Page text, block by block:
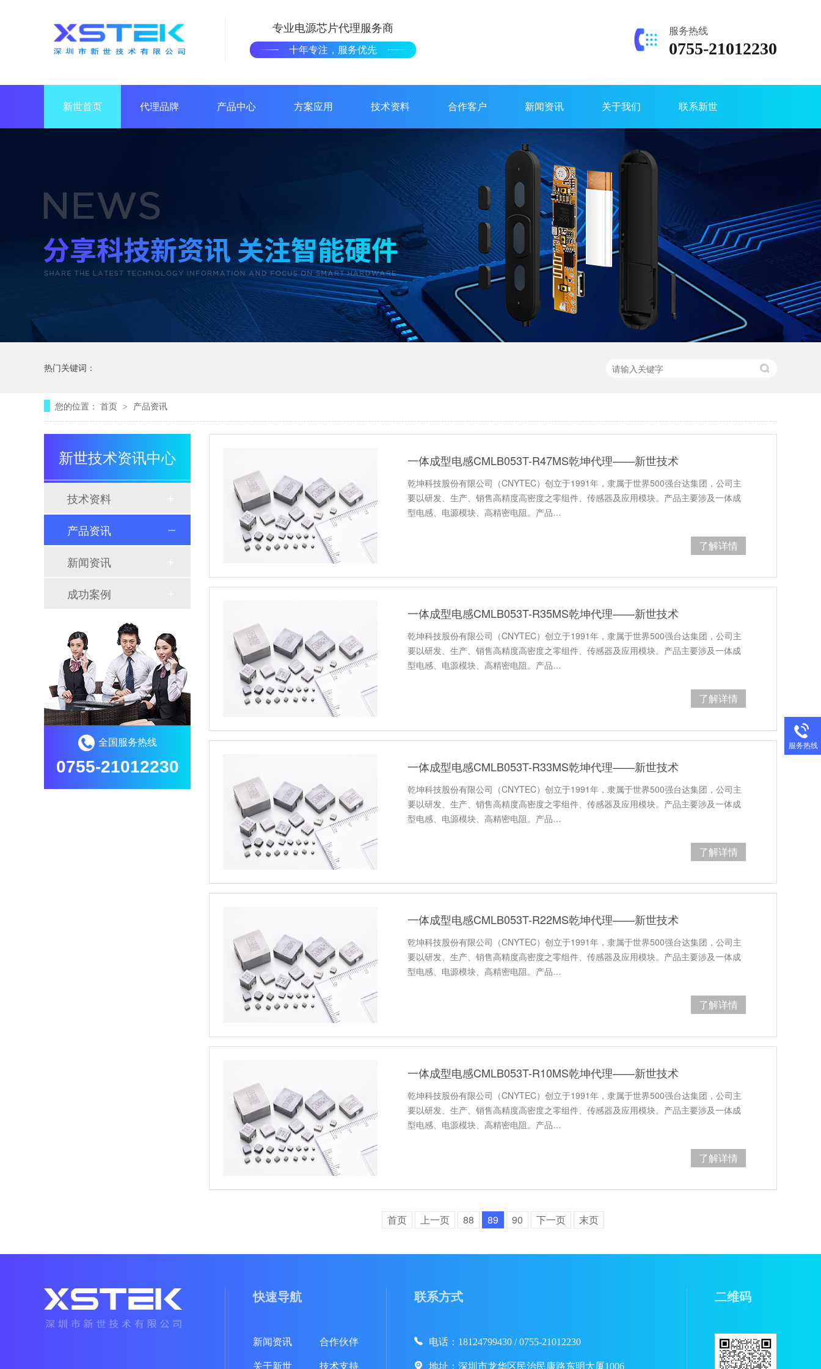
服务热线
0755-21012230
专业电源芯片代理服务商
十年专注，服务优先
新世首页 代理品牌 产品中心 方案应用 技术资料 合作客户 新闻资讯 关于我们 联系新世
热门关键词：
您的位置： 首页 > 产品资讯
一体成型电感CMLB053T-R47MS乾坤代理——新世技术
乾坤科技股份有限公司（CNYTEC）创立于1991年，隶属于世界500强台达集团，公司主
要以研发、生产、销售高精度高密度之零组件、传感器及应用模块。产品主要涉及一体成
型电感、电源模块、高精密电阻。产品…
了解详情
一体成型电感CMLB053T-R35MS乾坤代理——新世技术
乾坤科技股份有限公司（CNYTEC）创立于1991年，隶属于世界500强台达集团，公司主
要以研发、生产、销售高精度高密度之零组件、传感器及应用模块。产品主要涉及一体成
型电感、电源模块、高精密电阻。产品…
了解详情
一体成型电感CMLB053T-R33MS乾坤代理——新世技术
乾坤科技股份有限公司（CNYTEC）创立于1991年，隶属于世界500强台达集团，公司主
要以研发、生产、销售高精度高密度之零组件、传感器及应用模块。产品主要涉及一体成
型电感、电源模块、高精密电阻。产品…
了解详情
一体成型电感CMLB053T-R22MS乾坤代理——新世技术
乾坤科技股份有限公司（CNYTEC）创立于1991年，隶属于世界500强台达集团，公司主
要以研发、生产、销售高精度高密度之零组件、传感器及应用模块。产品主要涉及一体成
型电感、电源模块、高精密电阻。产品…
了解详情
一体成型电感CMLB053T-R10MS乾坤代理——新世技术
乾坤科技股份有限公司（CNYTEC）创立于1991年，隶属于世界500强台达集团，公司主
要以研发、生产、销售高精度高密度之零组件、传感器及应用模块。产品主要涉及一体成
型电感、电源模块、高精密电阻。产品…
了解详情
首页 上一页 88 89 90 下一页 末页
新世技术资讯中心
技术资料
产品资讯
新闻资讯
成功案例
全国服务热线
0755-21012230
二维码
快速导航
新闻资讯 合作伙伴
关于新世 技术支持
联系方式
电话：18124799430 / 0755-21012230
地址：深圳市龙华区民治民康路东明大厦1006
服务热线